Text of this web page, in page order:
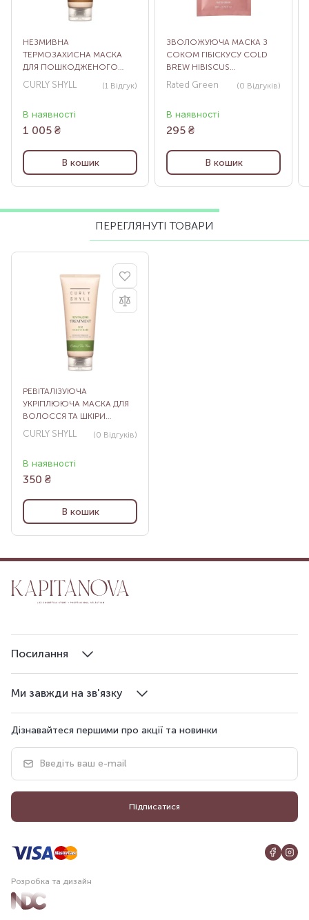
НЕЗМИВНА
ТЕРМОЗАХИСНА МАСКА
ДЛЯ ПОШКОДЖЕНОГО
ВОЛОССЯ HAIR CURE
CURLY SHYLL (1 Відгук)
В наявності
1 005 ₴
В кошик
ЗВОЛОЖУЮЧА МАСКА З
СОКОМ ГІБІСКУСУ COLD
BREW HIBISCUS
MOISTURIZING SCALP PACK,
Rated Green (0 Відгуків)
В наявності
295 ₴
В кошик
ПЕРЕГЛЯНУТІ ТОВАРИ
РЕВІТАЛІЗУЮЧА
УКРІПЛЮЮЧА МАСКА ДЛЯ
ВОЛОССЯ ТА ШКІРИ
ГОЛОВИ REVITALIZING
TREATMENT, 30 МЛ
CURLY SHYLL (0 Відгуків)
В наявності
350 ₴
В кошик
Ми завжди на зв'язку
Посилання
Дізнавайтеся першими про акції та новинки
Підписатися
Розробка та дизайн